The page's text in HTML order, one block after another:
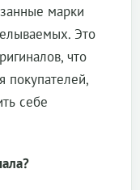
марки
Это
что
покупателей,
себе